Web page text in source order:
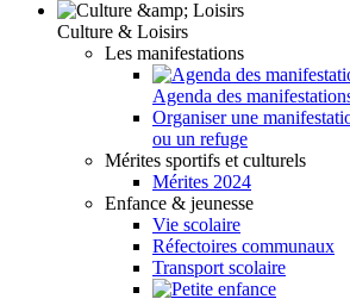
Culture & Loisirs
Les manifestations
Agenda des
Organiser une
ou un refuge
Mérites sportifs et culturels
Mérites 2024
Enfance & jeunesse
Vie scolaire
Réfectoires communaux
Transport scolaire